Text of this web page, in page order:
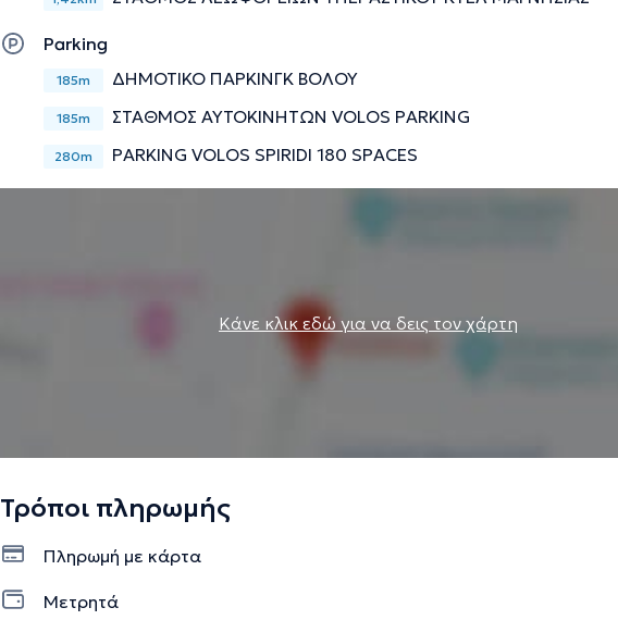
Την περιγραφή επιμελείται η ομάδα του doctoranytime βασισμένη σε επαληθευμένες πληροφορίες.
Parking
185m ΔΗΜΟΤΙΚΟ ΠΑΡΚΙΝΓΚ ΒΟΛΟΥ
185m ΣΤΑΘΜΟΣ ΑΥΤΟΚΙΝΗΤΩΝ VOLOS PARKING
280m PARKING VOLOS SPIRIDI 180 SPACES
Κάνε κλικ εδώ για να δεις τον χάρτη
Τρόποι πληρωμής
Πληρωμή με κάρτα
Μετρητά